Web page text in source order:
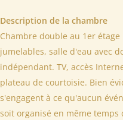
Description de la chambre
Chambre double au 1er
jumelables, salle d'eau avec
indépendant. TV, accès
plateau de courtoisie. Bien
s'engagent à ce qu'aucun
soit organisé en même